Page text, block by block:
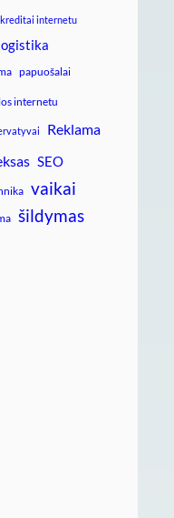
kreditai internetu
papuošalai
internetu
Reklama
SEO
vaikai
šildymas